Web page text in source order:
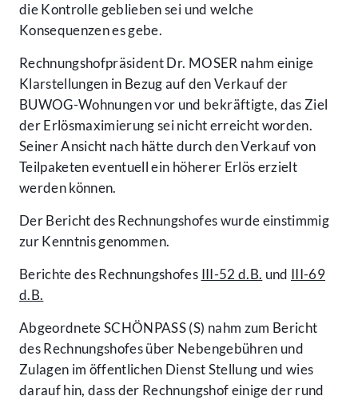
die Kontrolle geblieben sei und welche
Konsequenzen es gebe.
Rechnungshofpräsident Dr. MOSER nahm einige
Klarstellungen in Bezug auf den Verkauf der
BUWOG-Wohnungen vor und bekräftigte, das Ziel
der Erlösmaximierung sei nicht erreicht worden.
Seiner Ansicht nach hätte durch den Verkauf von
Teilpaketen eventuell ein höherer Erlös erzielt
werden können.
Der Bericht des Rechnungshofes wurde einstimmig
zur Kenntnis genommen.
Berichte des Rechnungshofes III-52 d.B. und III-69
d.B.
Abgeordnete SCHÖNPASS (S) nahm zum Bericht
des Rechnungshofes über Nebengebühren und
Zulagen im öffentlichen Dienst Stellung und wies
darauf hin, dass der Rechnungshof einige der rund